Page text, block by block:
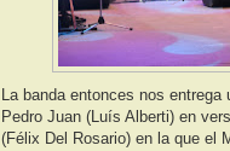
La banda entonces nos
Pedro Juan (Luís Alberti) en
(Félix Del Rosario) en la que el